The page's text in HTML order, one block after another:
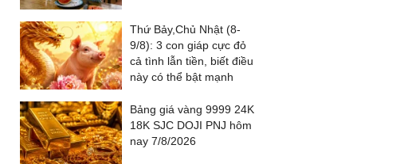
Thứ Bảy,Chủ Nhật (8-
9/8): 3 con giáp cực đỏ
cả tình lẫn tiền, biết điều
này có thể bật mạnh
Bảng giá vàng 9999 24K
18K SJC DOJI PNJ hôm
nay 7/8/2026